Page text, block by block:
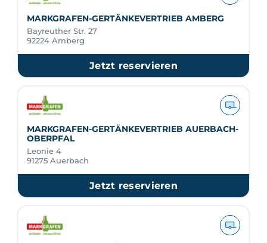
MARKGRAFEN-GERTÄNKEVERTRIEB AMBERG
Bayreuther Str. 27
92224 Amberg
Jetzt reservieren
MARKGRAFEN-GERTÄNKEVERTRIEB AUERBACH-
OBERPFAL
Leonie 4
91275 Auerbach
Jetzt reservieren